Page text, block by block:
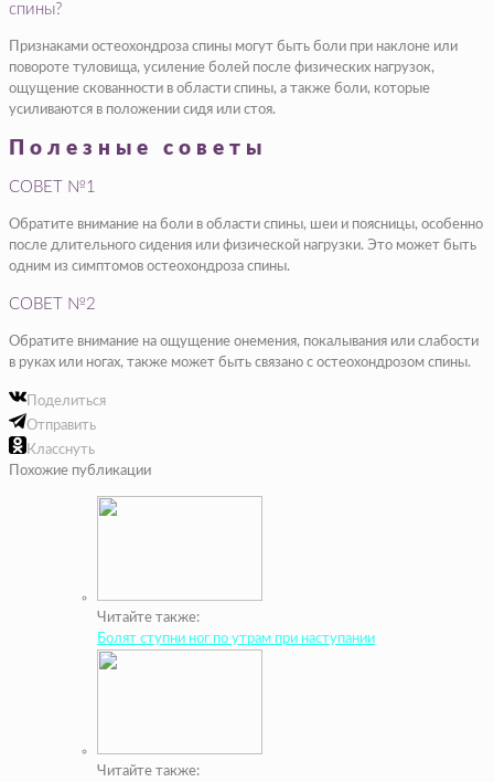
спины?
Признаками остеохондроза спины могут быть боли при наклоне или
повороте туловища, усиление болей после физических нагрузок,
ощущение скованности в области спины, а также боли, которые
усиливаются в положении сидя или стоя.
Полезные советы
СОВЕТ №1
Обратите внимание на боли в области спины, шеи и поясницы, особенно
после длительного сидения или физической нагрузки. Это может быть
одним из симптомов остеохондроза спины.
СОВЕТ №2
Обратите внимание на ощущение онемения, покалывания или слабости
в руках или ногах, также может быть связано с остеохондрозом спины.
Поделиться
Отправить
Класснуть
Похожие публикации
Читайте также:
Болят ступни ног по утрам при наступании
Читайте также: